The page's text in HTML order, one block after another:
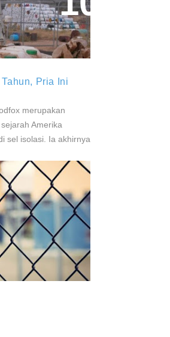
Sebabkan
Pria Ini
merupakan
Amerika
sel isolasi. Ia akhirnya